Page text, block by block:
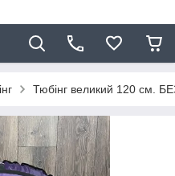
Тюбінг великий 120 см.